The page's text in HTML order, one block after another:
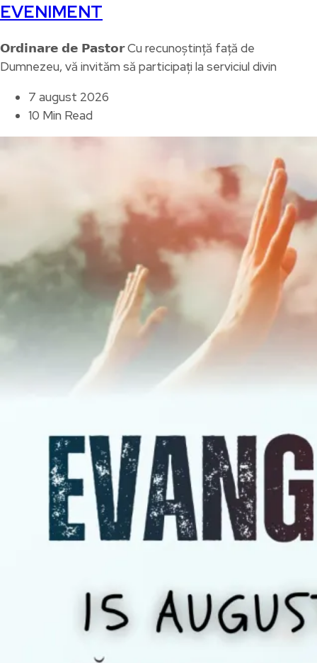
EVENIMENT
𝗢𝗿𝗱𝗶𝗻𝗮𝗿𝗲 𝗱𝗲 𝗣𝗮𝘀𝘁𝗼𝗿 Cu recunoștință față de
Dumnezeu, vă invităm să participați la serviciul divin
7 august 2026
10 Min Read